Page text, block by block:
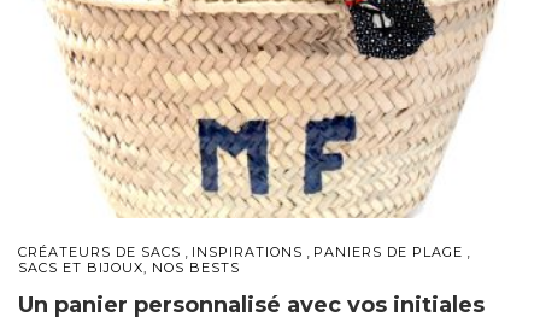
CRÉATEURS DE SACS INSPIRATIONS PANIERS DE PLAGE
SACS ET BIJOUX, NOS BESTS
Un panier personnalisé avec vos initiales